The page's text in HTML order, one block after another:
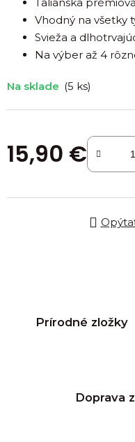
Vhodný na všetky
Svieža a
Na výber až 4
Na sklade (5 ks)
15,90 €
Jednotková cena:
Prírodné zložky
Doprava